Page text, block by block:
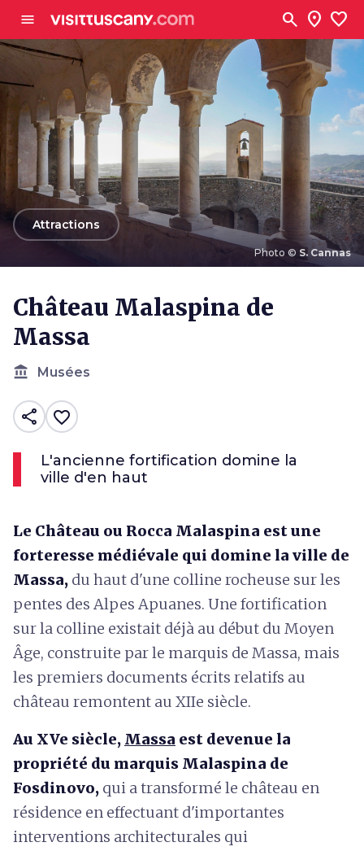
menu search location_on favorite
Photo © S. Cannas
arrow_back
Attractions
Château Malaspina de
Massa
account_balance Musées
share favorite_border
L'ancienne fortification domine la
ville d'en haut
Le Château ou Rocca Malaspina est une
forteresse médiévale qui domine la ville de
Massa, du haut d'une colline rocheuse sur les
pentes des Alpes Apuanes. Une fortification
sur la colline existait déjà au début du Moyen
Âge, construite par le marquis de Massa, mais
les premiers documents écrits relatifs au
château remontent au XIIe siècle.
Au XVe siècle, Massa est devenue la
propriété du marquis Malaspina de
Fosdinovo, qui a transformé le château en
résidence en effectuant d'importantes
interventions architecturales qui